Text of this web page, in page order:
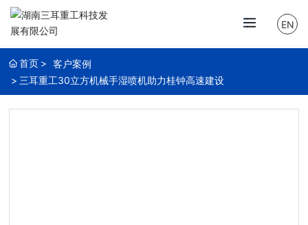
EN
首页
客户案例
三耳重工30立方机械手湿喷机助力桂钟高速建设